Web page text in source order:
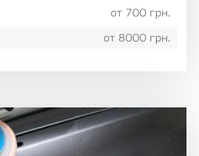
от 700 грн.
от 8000 грн.